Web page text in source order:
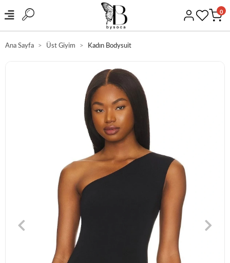
0
HIZLI KARGO
Ana Sayfa Üst Giyim Kadın Bodysuit